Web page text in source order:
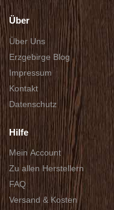
Über
Über Uns
Erzgebirge Blog
Impressum
Kontakt
Datenschutz
Hilfe
Mein Account
Zu allen Herstellern
FAQ
Versand & Kosten